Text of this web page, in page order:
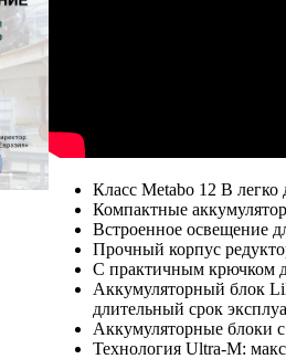
Класс Metabo 12 В легко
Компактные
Встроенное освещение
Прочный корпус
С практичным крючком
Аккумуляторный блок
длительный срок
Аккумуляторные блоки
Технология Ultra-M: